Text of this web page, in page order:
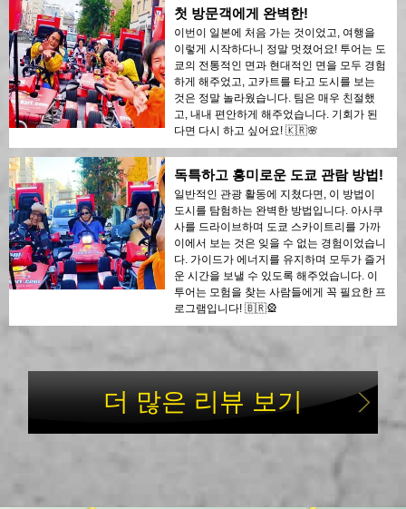
첫 방문객에게 완벽한!
이번이 일본에 처음 가는 것이었고, 여행을
이렇게 시작하다니 정말 멋졌어요! 투어는 도
쿄의 전통적인 면과 현대적인 면을 모두 경험
하게 해주었고, 고카트를 타고 도시를 보는
것은 정말 놀라웠습니다. 팀은 매우 친절했
고, 내내 편안하게 해주었습니다. 기회가 된
다면 다시 하고 싶어요! 🇰🇷🌸
독특하고 흥미로운 도쿄 관람 방법!
일반적인 관광 활동에 지쳤다면, 이 방법이
도시를 탐험하는 완벽한 방법입니다. 아사쿠
사를 드라이브하며 도쿄 스카이트리를 가까
이에서 보는 것은 잊을 수 없는 경험이었습니
다. 가이드가 에너지를 유지하며 모두가 즐거
운 시간을 보낼 수 있도록 해주었습니다. 이
투어는 모험을 찾는 사람들에게 꼭 필요한 프
로그램입니다! 🇧🇷🎡
더 많은 리뷰 보기